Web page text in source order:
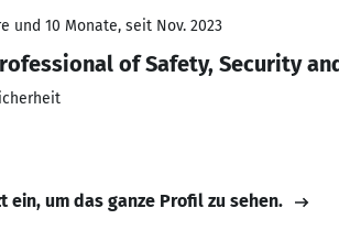
und 10 Monate, seit Nov. 2023
of Safety, Security
ein, um das ganze Profil zu sehen.